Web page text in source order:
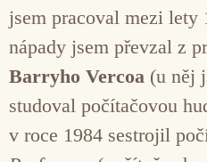
jsem pracoval mezi lety
nápady jsem převzal z
Barryho Vercoa (u něj
studoval počítačovou
v roce 1984 sestrojil